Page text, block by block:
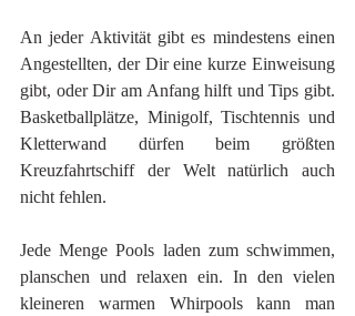
An jeder Aktivität gibt es mindestens einen
Angestellten, der Dir eine kurze Einweisung
gibt, oder Dir am Anfang hilft und Tips gibt.
Basketballplätze, Minigolf, Tischtennis und
Kletterwand dürfen beim größten
Kreuzfahrtschiff der Welt natürlich auch
nicht fehlen.
Jede Menge Pools laden zum schwimmen,
planschen und relaxen ein. In den vielen
kleineren warmen Whirpools kann man